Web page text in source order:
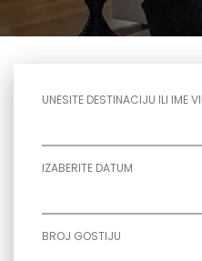
UNESITE DESTINACIJU ILI IME
IZABERITE DATUM
BROJ GOSTIJU